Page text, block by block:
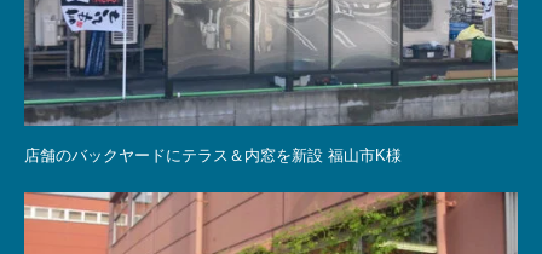
店舗のバックヤードにテラス＆内窓を新設 福山市K様